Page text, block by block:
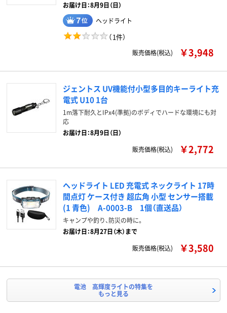
お届け日：8月9日（日）
ヘッドライト
（1件）
販売価格(税込) ￥3,948
ジェントス UV機能付小型多目的キーライト充
電式 U10 1台
1m落下耐久とIPx4(準拠)のボディでハードな環境にも対
応
お届け日：8月9日（日）
販売価格(税込)
￥2,772
ヘッドライト LED 充電式 ネックライト 17時
間点灯 ケース付き 超広角 小型 センサー搭載
(1 青色) A-0003-B 1個（直送品）
キャンプや釣り、防災の時に。
お届け日：8月27日（木）まで
販売価格(税込)
￥3,580
電池 高輝度ライトの特集を
もっと見る